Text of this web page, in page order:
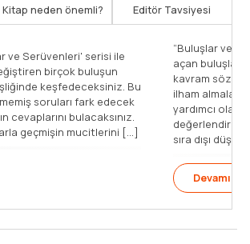
Kitap neden önemli? Editör Tavsiyesi
'Buluşlar ve Serüvenleri' serisi ile
hayatımızı değiştiren birçok buluşun
karikatürler eşliğinde keşfedeceksiniz. Bu
aklınıza gelmemiş soruları fark edecek
soruların cevaplarını bulacaksınız.
bu kitaplarla geçmişin mucitlerini [...]